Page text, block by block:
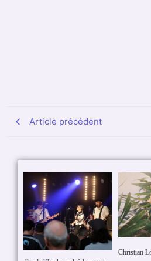
Article précédent
Christian Löffler à la Madeleine